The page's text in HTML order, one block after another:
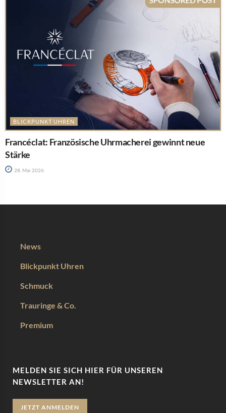
BLICKPUNKT UHREN
Francéclat: Französische Uhrmacherei gewinnt neue
Stärke
28. Mai 2026
News
Blickpunkt Uhren
Schmuck
Trauringe & Co.
Premium
MELDEN SIE SICH HIER FÜR UNSEREN
NEWSLETTER AN!
JETZT ANMELDEN